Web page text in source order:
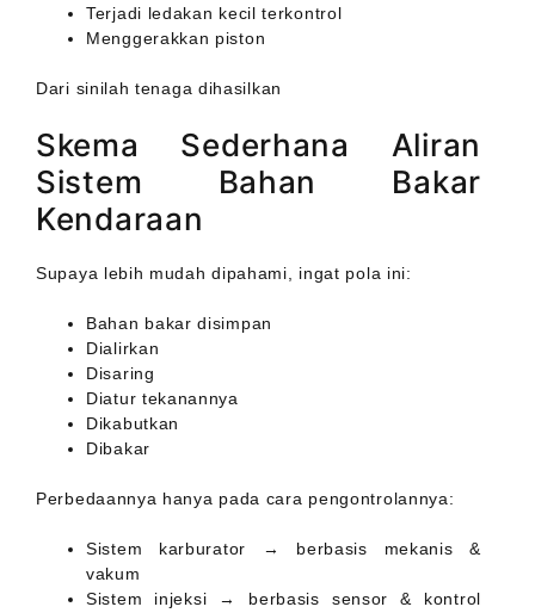
Terjadi ledakan kecil terkontrol
Menggerakkan piston
Dari sinilah tenaga dihasilkan
Skema Sederhana Aliran
Sistem Bahan Bakar
Kendaraan
Supaya lebih mudah dipahami, ingat pola ini:
Bahan bakar disimpan
Dialirkan
Disaring
Diatur tekanannya
Dikabutkan
Dibakar
Perbedaannya hanya pada cara pengontrolannya:
Sistem karburator → berbasis mekanis &
vakum
Sistem injeksi → berbasis sensor & kontrol